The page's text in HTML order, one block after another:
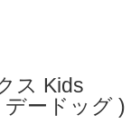
ス Kids
ードッグ )